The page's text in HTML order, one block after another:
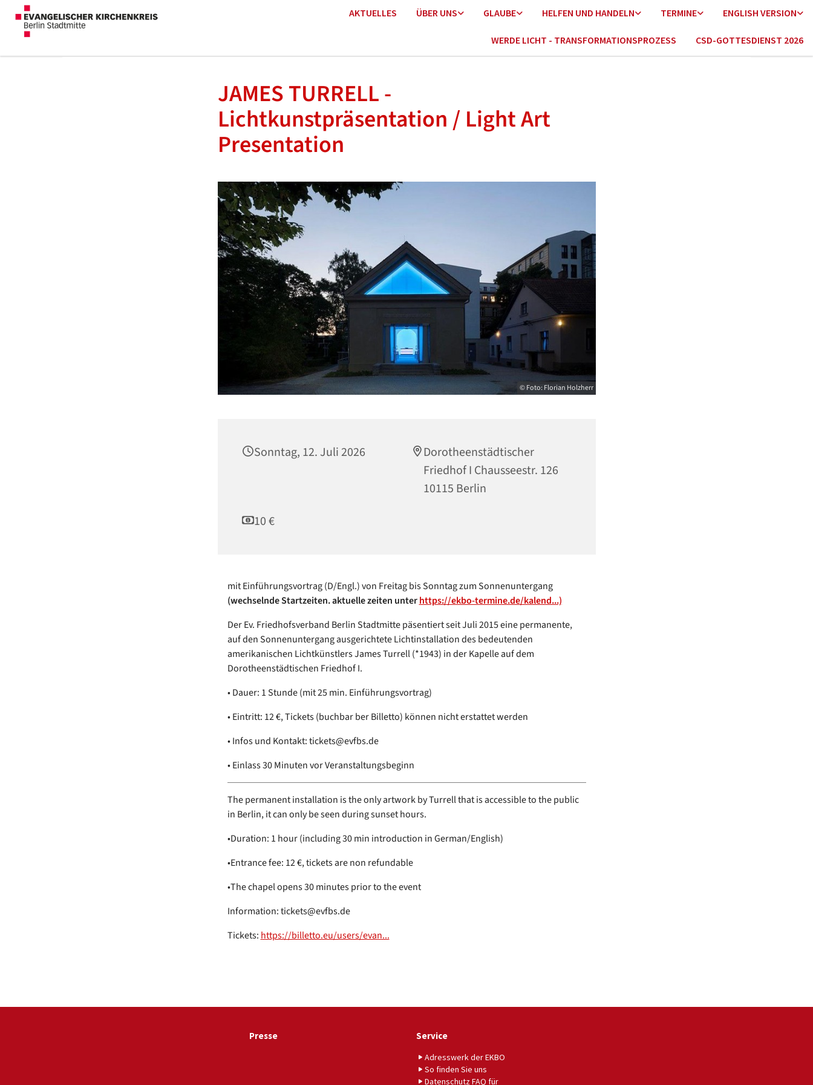
AKTUELLES ÜBER UNS GLAUBE HELFEN UND HANDELN TERMINE ENGLISH VERSION
WERDE LICHT - TRANSFORMATIONSPROZESS CSD-GOTTESDIENST 2026
JAMES TURRELL -
Lichtkunstpräsentation / Light Art
Presentation
© Foto: Florian Holzherr
Sonntag, 12. Juli 2026
Dorotheenstädtischer
Friedhof I Chausseestr. 126
10115 Berlin
10 €
mit Einführungsvortrag (D/Engl.) von Freitag bis Sonntag zum Sonnenuntergang
(wechselnde Startzeiten. aktuelle zeiten unterhttps://ekbo-termine.de/kalend...)
Der Ev. Friedhofsverband Berlin Stadtmitte päsentiert seit Juli 2015 eine permanente,
auf den Sonnenuntergang ausgerichtete Lichtinstallation des bedeutenden
amerikanischen Lichtkünstlers James Turrell (*1943) in der Kapelle auf dem
Dorotheenstädtischen Friedhof I.
• Dauer: 1 Stunde (mit 25 min. Einführungsvortrag)
• Eintritt: 12 €, Tickets (buchbar ber Billetto) können nicht erstattet werden
• Infos und Kontakt: tickets@evfbs.de
• Einlass 30 Minuten vor Veranstaltungsbeginn
The permanent installation is the only artwork by Turrell that is accessible to the public
in Berlin, it can only be seen during sunset hours.
•Duration: 1 hour (including 30 min introduction in German/English)
•Entrance fee: 12 €, tickets are non refundable
•The chapel opens 30 minutes prior to the event
Information: tickets@evfbs.de
Tickets: https://billetto.eu/users/evan...
Presse Service
Adresswerk der EKBO
So finden Sie uns
Datenschutz FAQ für